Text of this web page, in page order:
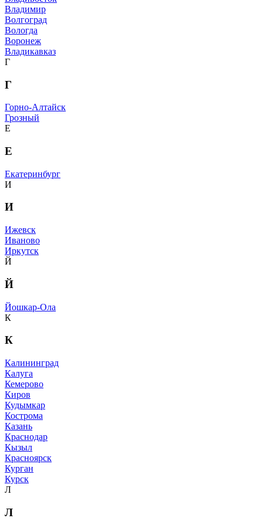
Владимир
Волгоград
Вологда
Воронеж
Владикавказ
Г
Г
Горно-Алтайск
Грозный
Е
Е
Екатеринбург
И
И
Ижевск
Иваново
Иркутск
Й
Й
Йошкар-Ола
К
К
Калининград
Калуга
Кемерово
Киров
Кудымкар
Кострома
Казань
Краснодар
Кызыл
Красноярск
Курган
Курск
Л
Л